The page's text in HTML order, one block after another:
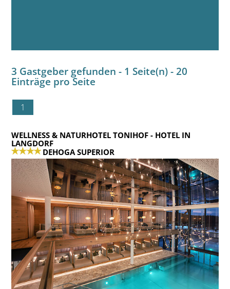
3 Gastgeber gefunden - 1 Seite(n) - 20
Einträge pro Seite
1
WELLNESS & NATURHOTEL TONIHOF- HOTEL IN
LANGDORF
DEHOGA SUPERIOR